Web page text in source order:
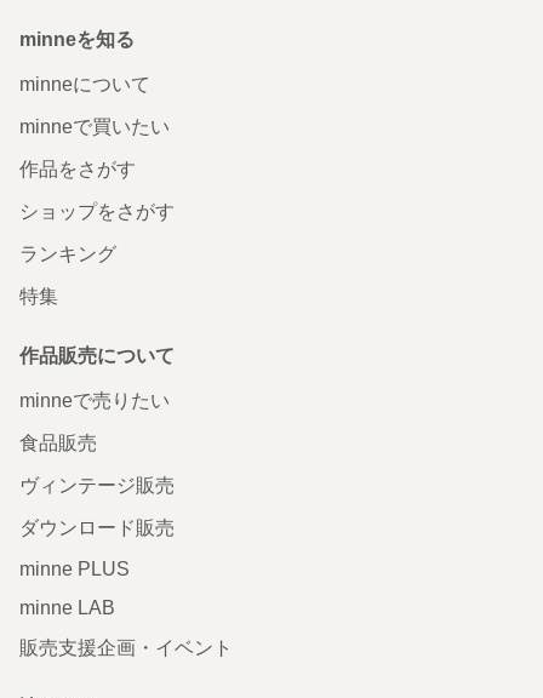
minneを知る
minneについて
minneで買いたい
作品をさがす
ショップをさがす
ランキング
特集
作品販売について
minneで売りたい
食品販売
ヴィンテージ販売
ダウンロード販売
minne PLUS
minne LAB
販売支援企画・イベント